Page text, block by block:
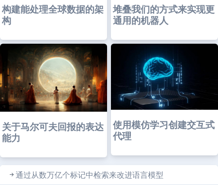
构建能处理全球数据的架
构
堆叠我们的方式来实现更
通用的机器人
关于马尔可夫回报的表达
能力
使用模仿学习创建交互式
代理
通过从数万亿个标记中检索来改进语言模型